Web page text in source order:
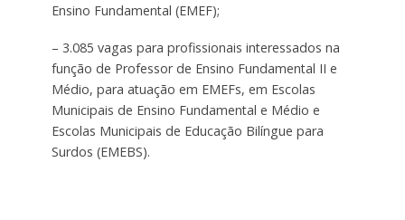
Ensino Fundamental (EMEF);
– 3.085 vagas para profissionais interessados na
função de Professor de Ensino Fundamental II e
Médio, para atuação em EMEFs, em Escolas
Municipais de Ensino Fundamental e Médio e
Escolas Municipais de Educação Bilíngue para
Surdos (EMEBS).